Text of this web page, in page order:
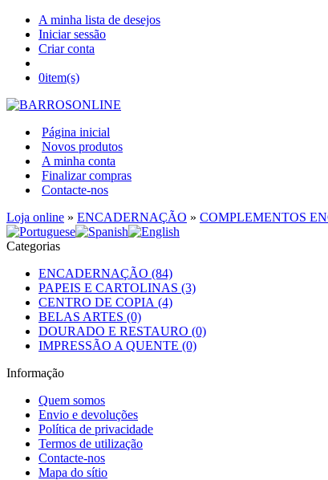
A minha lista de desejos
Iniciar sessão
Criar conta
0item(s)
Página inicial
Novos produtos
A minha conta
Finalizar compras
Contacte-nos
Loja online » ENCADERNAÇÃO » COMPLEMENTOS
Categorias
ENCADERNAÇÃO (84)
PAPEIS E CARTOLINAS (3)
CENTRO DE COPIA (4)
BELAS ARTES (0)
DOURADO E RESTAURO (0)
IMPRESSÃO A QUENTE (0)
Informação
Quem somos
Envio e devoluções
Política de privacidade
Termos de utilização
Contacte-nos
Mapa do sítio